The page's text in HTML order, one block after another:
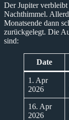
Der Jupiter
Nachthimmel.
Monatsende dann
zurückgelegt. Die
sind:
Date
1. Apr
2026
16. Apr
2026